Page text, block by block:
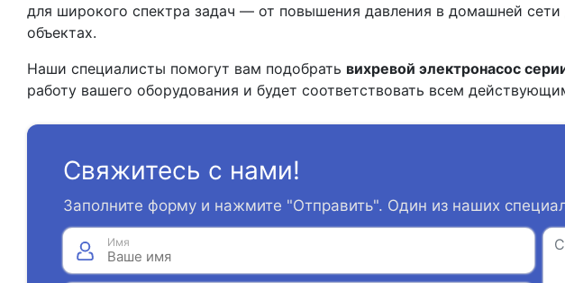
для широкого спектра задач — от повышения давления в домашней сети
объектах.
Наши специалисты помогут вам подобрать вихревой электронасос
работу вашего оборудования и будет соответствовать всем
Свяжитесь с нами!
Заполните форму и нажмите "Отправить". Один из наших
Имя